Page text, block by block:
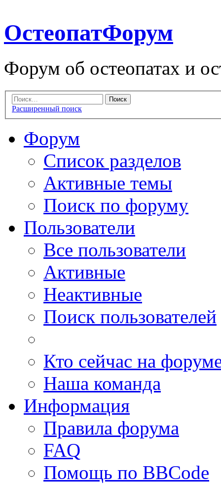
ОстеопатФорум
Форум об остеопатах и
Расширенный поиск
Форум
Список разделов
Активные темы
Поиск по форуму
Пользователи
Все пользователи
Активные
Неактивные
Поиск пользователей
Кто сейчас на
Наша команда
Информация
Правила форума
FAQ
Помощь по BBCode